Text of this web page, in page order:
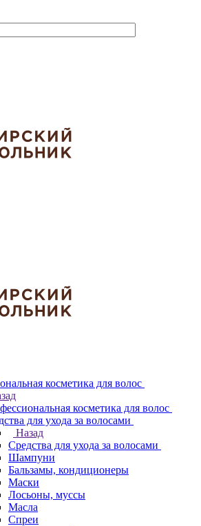
косметика для волос
косметика для волос
для ухода за волосами
Назад
Средства для ухода за волосами
Шампуни
Бальзамы, кондиционеры
Маски
Лосьоны, муссы
Масла
Спреи